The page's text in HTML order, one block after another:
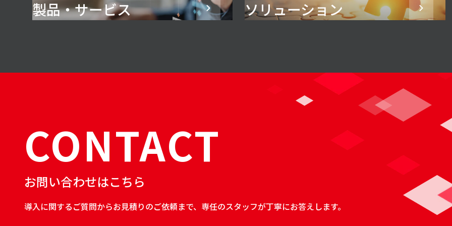
製品・サービス ソリューション
CONTACT
お問い合わせはこちら
導入に関するご質問からお見積りのご依頼まで、専任のスタッフが丁寧にお答えします。